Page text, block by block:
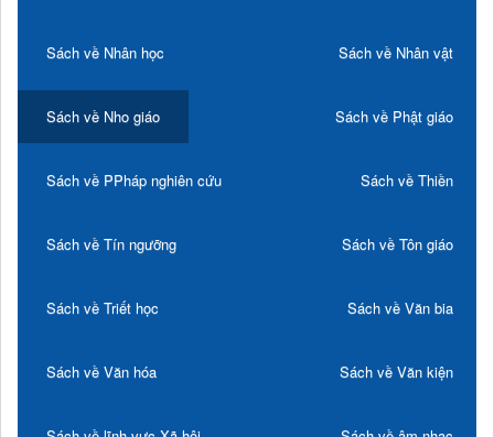
Sách về Nhân học Sách về Nhân vật
Sách về Nho giáo Sách về Phật giáo
Sách về PPháp nghiên cứu Sách về Thiền
Sách về Tín ngưỡng Sách về Tôn giáo
Sách về Triết học Sách về Văn bia
Sách về Văn hóa Sách về Văn kiện